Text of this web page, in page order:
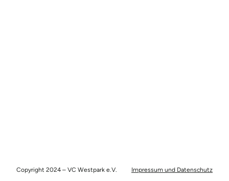
Copyright 2024 – VC Westpark e.V. Impressum und Datenschutz